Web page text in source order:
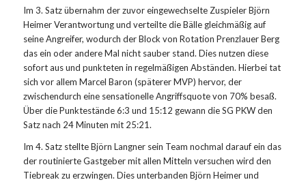
Im 3. Satz übernahm der zuvor eingewechselte Zuspieler Björn
Heimer Verantwortung und verteilte die Bälle gleichmäßig auf
seine Angreifer, wodurch der Block von Rotation Prenzlauer Berg
das ein oder andere Mal nicht sauber stand. Dies nutzen diese
sofort aus und punkteten in regelmäßigen Abständen. Hierbei tat
sich vor allem Marcel Baron (späterer MVP) hervor, der
zwischendurch eine sensationelle Angriffsquote von 70% besaß.
Über die Punktestände 6:3 und 15:12 gewann die SG PKW den
Satz nach 24 Minuten mit 25:21.
Im 4. Satz stellte Björn Langner sein Team nochmal darauf ein das
der routinierte Gastgeber mit allen Mitteln versuchen wird den
Tiebreak zu erzwingen. Dies unterbanden Björn Heimer und